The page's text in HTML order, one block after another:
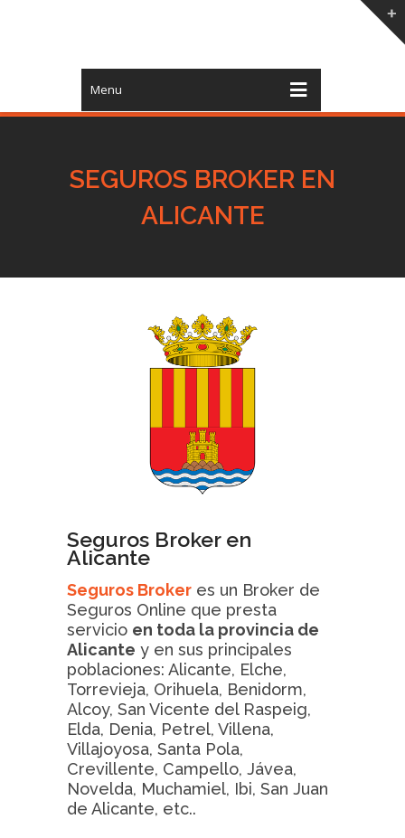
Menu
SEGUROS BROKER EN
ALICANTE
Seguros Broker en
Alicante
Seguros Broker es un Broker de
Seguros Online que presta
servicio en toda la provincia de
Alicante y en sus principales
poblaciones: Alicante, Elche,
Torrevieja, Orihuela, Benidorm,
Alcoy, San Vicente del Raspeig,
Elda, Denia, Petrel, Villena,
Villajoyosa, Santa Pola,
Crevillente, Campello, Jávea,
Novelda, Muchamiel, Ibi, San Juan
de Alicante, etc..